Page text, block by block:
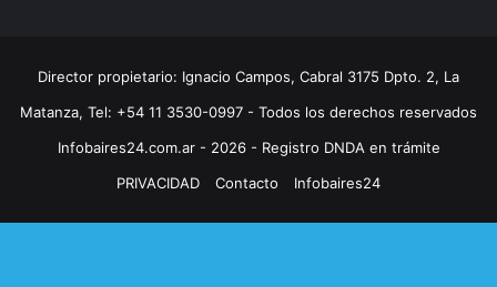
Director propietario: Ignacio Campos, Cabral 3175 Dpto. 2, La
Matanza, Tel: +54 11 3530-0997 - Todos los derechos reservados
Infobaires24.com.ar - 2026 - Registro DNDA en trámite
PRIVACIDAD
Contacto Infobaires24